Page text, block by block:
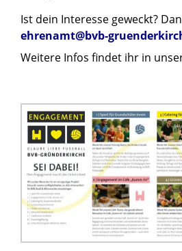
Ist dein Interesse geweckt?
ehrenamt@bvb-
Weitere Infos findet ihr in